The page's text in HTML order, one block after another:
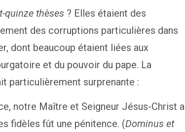
quinze thèses ? Elles étaient des
des corruptions particulières dans
dont beaucoup étaient liées aux
et du pouvoir du pape. La
particulièrement surprenante :
notre Maître et Seigneur Jésus-Christ a
fidèles fût une pénitence. (Dominus et